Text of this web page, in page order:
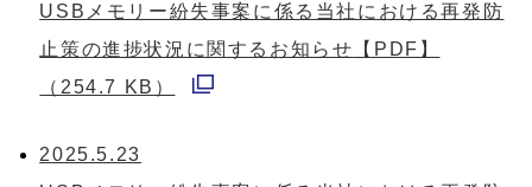
USBメモリー紛失事案に係る当社における再発防
止策の進捗状況に関するお知らせ 【PDF】
（254.7 KB）
2025.5.23